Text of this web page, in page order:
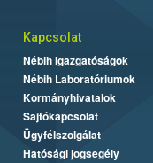
Kapcsolat
Nébih Igazgatóságok
Nébih Laboratóriumok
Kormányhivatalok
Sajtókapcsolat
Ügyfélszolgálat
Hatósági jogsegély